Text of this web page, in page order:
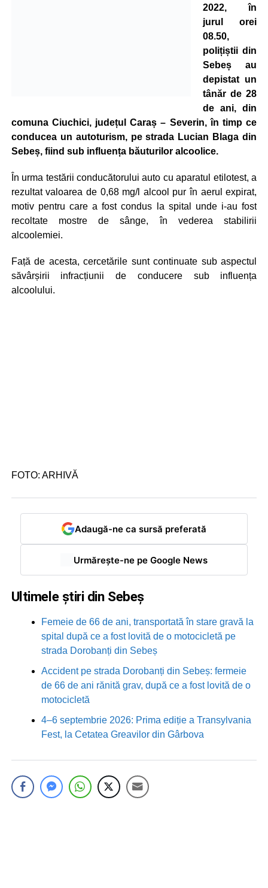
2022, în
jurul orei
08.50,
polițiștii din
Sebeș au
depistat un
tânăr de 28
de ani, din
comuna Ciuchici, județul Caraș – Severin, în timp ce
conducea un autoturism, pe strada Lucian Blaga din
Sebeș, fiind sub influența băuturilor alcoolice.
În urma testării conducătorului auto cu aparatul etilotest, a
rezultat valoarea de 0,68 mg/l alcool pur în aerul expirat,
motiv pentru care a fost condus la spital unde i-au fost
recoltate mostre de sânge, în vederea stabilirii
alcoolemiei.
Față de acesta, cercetările sunt continuate sub aspectul
săvârșirii infracțiunii de conducere sub influența
alcoolului.
FOTO: ARHIVĂ
Adaugă-ne ca sursă preferată
Urmărește-ne pe Google News
Ultimele știri din Sebeș
Femeie de 66 de ani, transportată în stare gravă la
spital după ce a fost lovită de o motocicletă pe
strada Dorobanți din Sebeș
Accident pe strada Dorobanți din Sebeș: fermeie
de 66 de ani rănită grav, după ce a fost lovită de o
motocicletă
4–6 septembrie 2026: Prima ediție a Transylvania
Fest, la Cetatea Greavilor din Gârbova